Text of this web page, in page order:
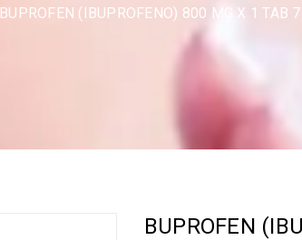
BUPROFEN (IBUPROFENO) 800 MG X 1
BUPROFEN